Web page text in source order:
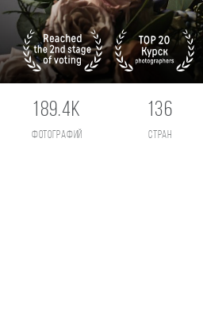
189.4K
фотографий
136
стран